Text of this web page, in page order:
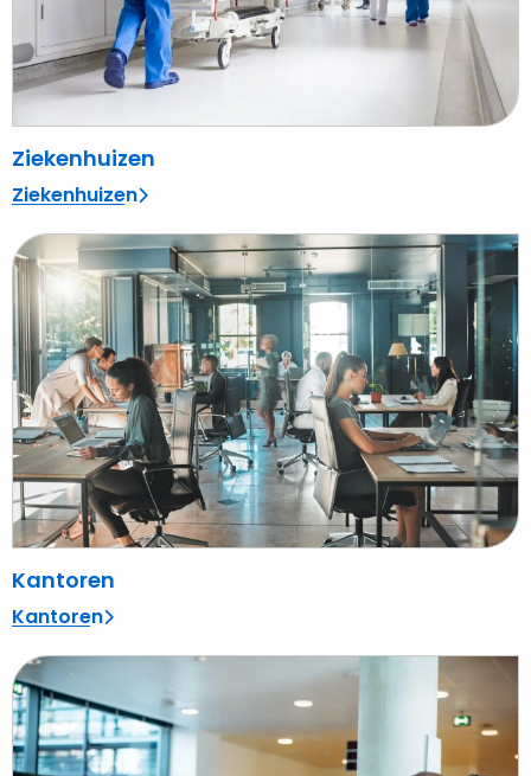
Ziekenhuizen
Ziekenhuizen
Lees
meer
over
Kantoren
Kantoren
Kantoren
Lees
meer
over
Overheid